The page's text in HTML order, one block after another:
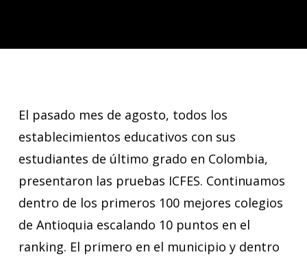
El pasado mes de agosto, todos los
establecimientos educativos con sus
estudiantes de último grado en Colombia,
presentaron las pruebas ICFES. Continuamos
dentro de los primeros 100 mejores colegios
de Antioquia escalando 10 puntos en el
ranking. El primero en el municipio y dentro